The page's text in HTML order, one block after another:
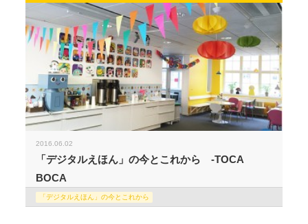
2016.06.02
「デジタルえほん」の今とこれから -TOCA
BOCA
「デジタルえほん」の今とこれから